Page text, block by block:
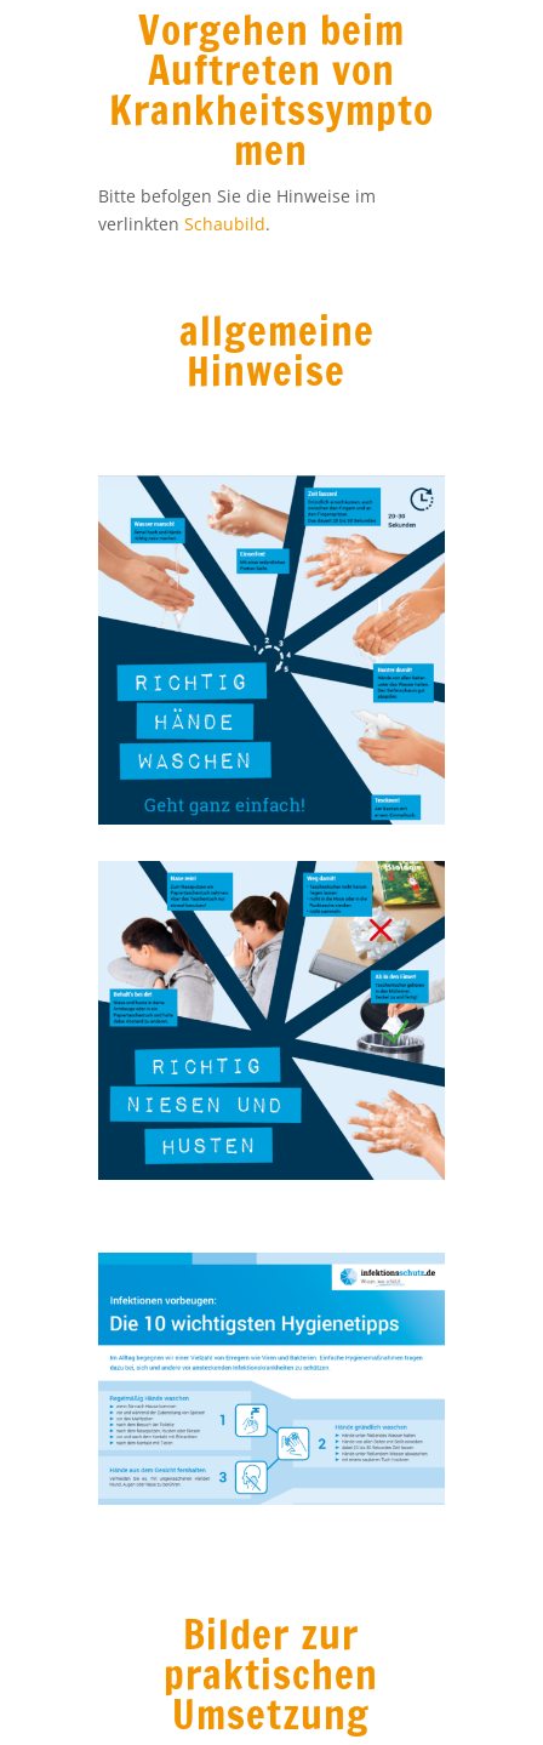
Vorgehen beim
Auftreten von
Krankheitssympto
men​
Bitte befolgen Sie die Hinweise im
verlinkten Schaubild.
allgemeine
Hinweise
Bilder zur
praktischen
Umsetzung